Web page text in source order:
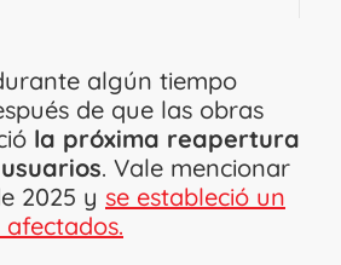
algún tiempo
de que las obras
la próxima reapertura
. Vale mencionar
2025 y se estableció un